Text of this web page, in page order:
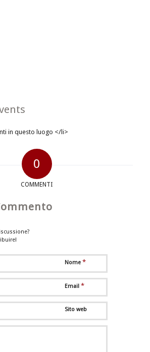
in questo luogo </li>
0
COMMENTI
Nome *
Email *
Sito web